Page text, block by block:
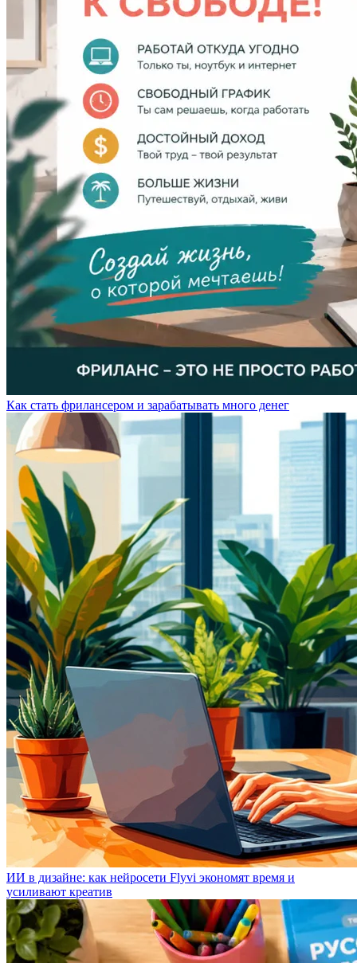
Как стать фрилансером и зарабатывать много денег
ИИ в дизайне: как нейросети Flyvi экономят время и
усиливают креатив